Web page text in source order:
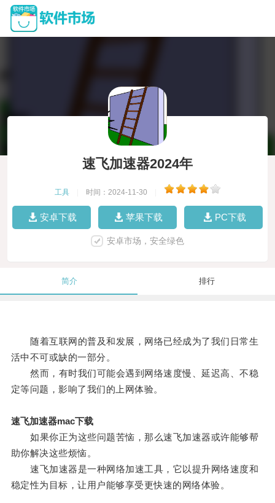
速飞加速器2024年
工具 时间：2024-11-30
安卓下载 苹果下载 PC下载
安卓市场，安全绿色
简介 排行
随着互联网的普及和发展，网络已经成为了我们日常生
活中不可或缺的一部分。
然而，有时我们可能会遇到网络速度慢、延迟高、不稳
定等问题，影响了我们的上网体验。
速飞加速器mac下载
如果你正为这些问题苦恼，那么速飞加速器或许能够帮
助你解决这些烦恼。
速飞加速器是一种网络加速工具，它以提升网络速度和
稳定性为目标，让用户能够享受更快速的网络体验。